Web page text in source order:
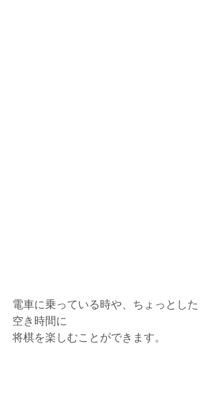
電車に乗っている時や、ちょっとした
空き時間に
将棋を楽しむことができます。